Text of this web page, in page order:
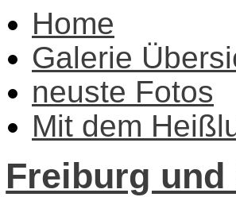
Home
Galerie
neuste Fotos
Mit dem
Freiburg